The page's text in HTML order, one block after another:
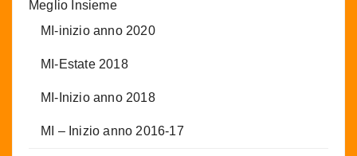
Meglio Insieme
MI-inizio anno 2020
MI-Estate 2018
MI-Inizio anno 2018
MI – Inizio anno 2016-17